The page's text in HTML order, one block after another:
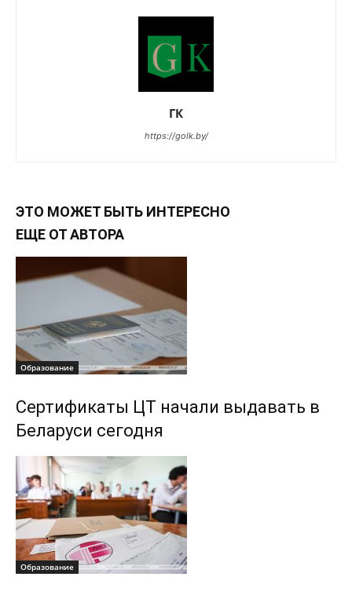
ГК
https://golk.by/
ЭТО МОЖЕТ БЫТЬ ИНТЕРЕСНО
ЕЩЕ ОТ АВТОРА
Образование
Сертификаты ЦТ начали выдавать в
Беларуси сегодня
Образование